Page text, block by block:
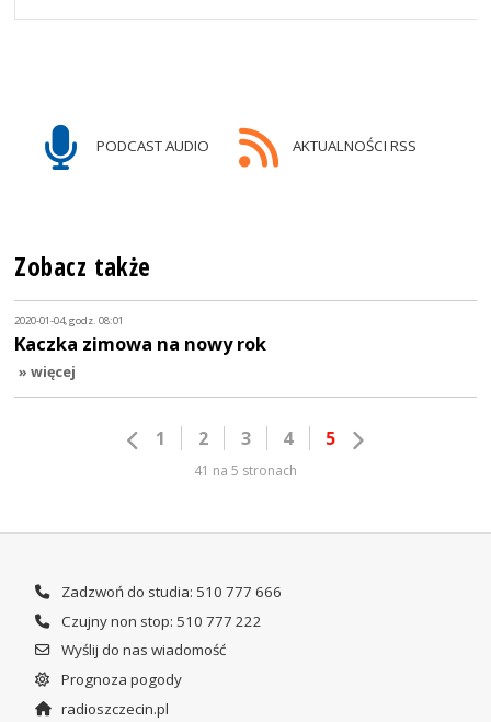
PODCAST AUDIO AKTUALNOŚCI RSS
Zobacz także
2020-01-04, godz. 08:01
Kaczka zimowa na nowy rok
» więcej
1 2 3 4 5
41 na 5 stronach
Zadzwoń do studia: 510 777 666
Czujny non stop: 510 777 222
Wyślij do nas wiadomość
Prognoza pogody
radioszczecin.pl